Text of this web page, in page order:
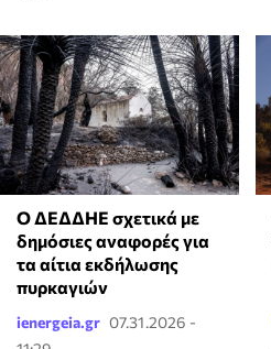
Ο ΔΕΔΔΗΕ σχετικά με
δημόσιες αναφορές για
τα αίτια εκδήλωσης
πυρκαγιών
ienergeia.gr 07.31.2026 -